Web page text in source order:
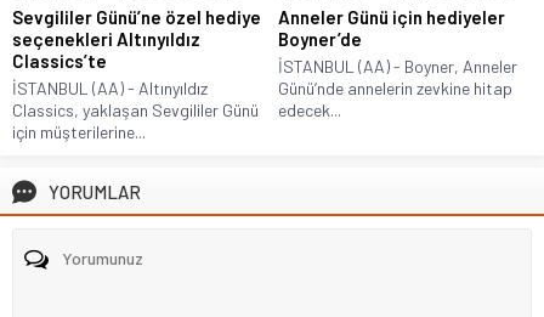
Sevgililer Günü’ne özel hediye
seçenekleri Altınyıldız
Classics’te
İSTANBUL (AA) - Altınyıldız
Classics, yaklaşan Sevgililer Günü
için müşterilerine...
Anneler Günü için hediyeler
Boyner’de
İSTANBUL (AA) - Boyner, Anneler
Günü’nde annelerin zevkine hitap
edecek...
YORUMLAR